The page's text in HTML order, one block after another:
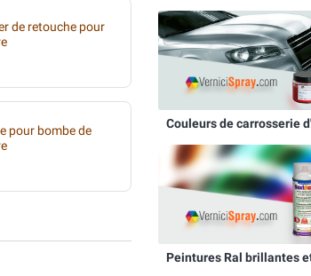
de retouche pour
pour bombe de
Couleurs de carrosserie
Peintures Ral brillantes